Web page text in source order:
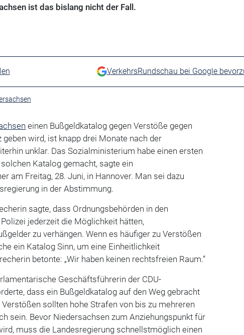
ist das bislang nicht der Fall.
VerkehrsRundschau bei Google
einen Bußgeldkatalog gegen Verstöße gegen
geben wird, ist knapp drei Monate nach der
unklar. Das Sozialministerium habe einen ersten
Katalog gemacht, sagte ein
am Freitag, 28. Juni, in Hannover. Man sei dazu
in der Abstimmung.
sagte, dass Ordnungsbehörden in den
jederzeit die Möglichkeit hätten,
zu verhängen. Wenn es häufiger zu Verstößen
ein Katalog Sinn, um eine Einheitlichkeit
betonte: „Wir haben keinen rechtsfreien Raum.“
Geschäftsführerin der CDU-
dass ein Bußgeldkatalog auf den Weg gebracht
Verstößen sollten hohe Strafen von bis zu mehreren
sein. Bevor Niedersachsen zum Anziehungspunkt für
muss die Landesregierung schnellstmöglich einen